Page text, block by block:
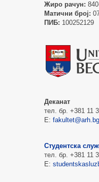
Жиро рачун:
Матични број:
ПИБ: 100252129
Деканат
тел. бр. +381 11
Е:
Студентска
тел. бр. +381 11
Е: